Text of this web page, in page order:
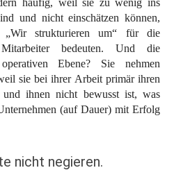
häufig, weil sie zu wenig ins
und nicht einschätzen können,
„Wir strukturieren um“ für die
bedeuten. Und die
Ebene? Sie nehmen
sie bei ihrer Arbeit primär ihren
ihnen nicht bewusst ist, was
(auf Dauer) mit Erfolg
nicht negieren.